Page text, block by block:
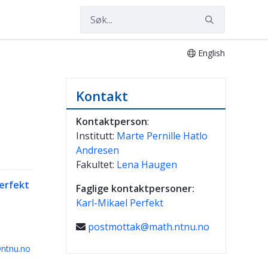
English
Kontakt
Kontaktperson:
Institutt: Marte Pernille Hatlo
Andresen
Fakultet: Lena Haugen
Faglige kontaktpersoner:
Karl-Mikael Perfekt
postmottak@math.ntnu.no